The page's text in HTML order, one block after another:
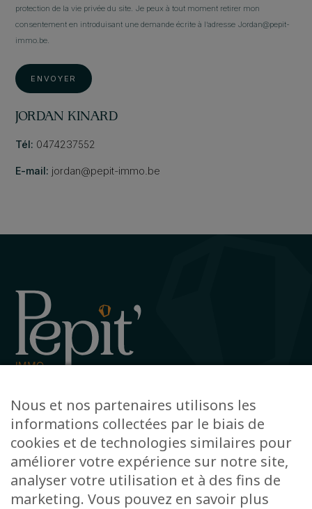
protection de la vie privée du site. Je peux à tout moment retirer mon
consentement en introduisant une demande écrite à l’adresse Jordan@pepit-
immo.be.
ENVOYER
JORDAN KINARD
Tél: 0474237552
E-mail: jordan@pepit-immo.be
+32 63 78 51 51
info@pepit-immo.be
POLITIQUE DE CONFIDENTIALITÉ
Nous et nos partenaires utilisons les
informations collectées par le biais de
cookies et de technologies similaires pour
améliorer votre expérience sur notre site,
analyser votre utilisation et à des fins de
marketing. Vous pouvez en savoir plus